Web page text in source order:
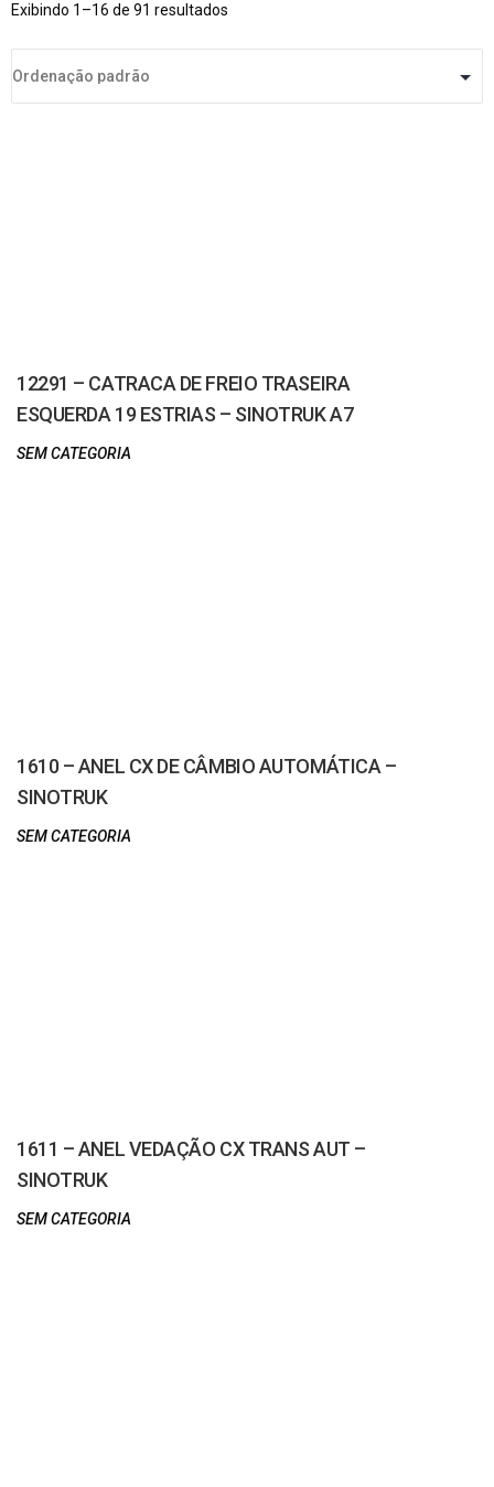
Exibindo 1–16 de 91 resultados
12291 – CATRACA DE FREIO TRASEIRA
ESQUERDA 19 ESTRIAS – SINOTRUK A7
SEM CATEGORIA
1610 – ANEL CX DE CÂMBIO AUTOMÁTICA –
SINOTRUK
SEM CATEGORIA
1611 – ANEL VEDAÇÃO CX TRANS AUT –
SINOTRUK
SEM CATEGORIA